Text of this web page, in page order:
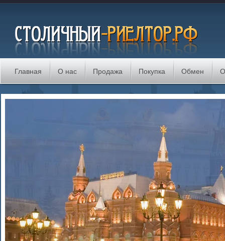
Главная О нас Продажа Покупка Обмен